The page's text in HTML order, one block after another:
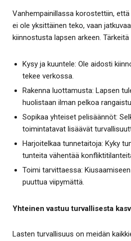
Vanhempainillassa korostettiin, että
ei ole yksittäinen teko, vaan
kiinnostusta lapsen arkeen.
Kysy ja kuuntele: Ole aidosti
tekee verkossa.
Rakenna luottamusta: Lapsen
huolistaan ilman pelkoa
Sopikaa yhteiset pelisäännöt:
toimintatavat lisäävät
Harjoitelkaa tunnetaitoja: Kyky
tunteita vähentää
Toimi tarvittaessa:
puuttua viipymättä.
Yhteinen vastuu turvallisesta
Lasten turvallisuus on meidän